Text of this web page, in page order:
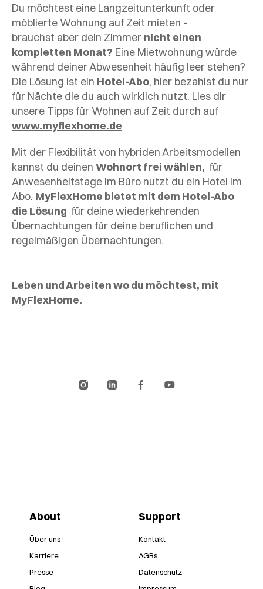
Du möchtest eine Langzeitunterkunft oder
möblierte Wohnung auf Zeit mieten -
brauchst aber dein Zimmer nicht einen
kompletten Monat? Eine Mietwohnung würde
während deiner Abwesenheit häufig leer stehen?
Die Lösung ist ein Hotel-Abo, hier bezahlst du nur
für Nächte die du auch wirklich nutzt. Lies dir
unsere Tipps für Wohnen auf Zeit durch auf
www.myflexhome.de
Mit der Flexibilität von hybriden Arbeitsmodellen
kannst du deinen Wohnort frei wählen, für
Anwesenheitstage im Büro nutzt du ein Hotel im
Abo. MyFlexHome bietet mit dem Hotel-Abo
die Lösung für deine wiederkehrenden
Übernachtungen für deine beruflichen und
regelmäßigen Übernachtungen.
Leben und Arbeiten wo du möchtest, mit
MyFlexHome.
About
Über uns
Karriere
Presse
Support
Kontakt
AGBs
Datenschutz